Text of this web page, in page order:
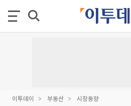
이투데이 부동산 시장동향